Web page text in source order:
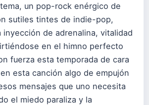
un pop-rock enérgico de
sutiles tintes de indie-pop,
inyección de adrenalina, vitalidad
en el himno perfecto
fuerza esta temporada de cara
esta canción algo de empujón
mensajes que uno necesita
el miedo paraliza y la